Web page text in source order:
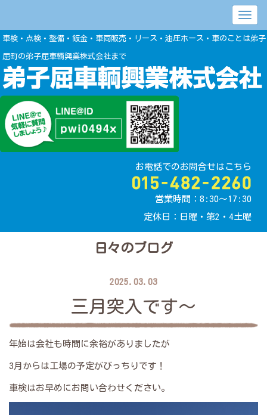
車検・点検・整備・鈑金・車両販売・リース・油圧ホース・車のことは弟子
屈町の弟子屈車輌興業株式会社まで
お電話でのお問合せはこちら
営業時間：8:30〜17:30
定休日：日曜・第2・4土曜
日々のブログ
2025.03.03
三月突入です～
年始は会社も時間に余裕がありましたが
3月からは工場の予定がびっちりです！
車検はお早めにお問い合わせください。